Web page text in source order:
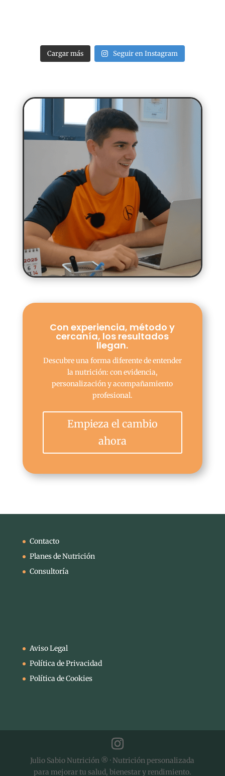
Cargar más Seguir en Instagram
Con experiencia, método y
cercanía, los resultados
llegan.
Descubre una forma diferente de entender
la nutrición: con evidencia,
personalización y acompañamiento
profesional.
Empieza el cambio
ahora
Contacto
Planes de Nutrición
Consultoría
Aviso Legal
Política de Privacidad
Política de Cookies
Julio Sabio Nutrición ® · Nutrición personalizada
para mejorar tu salud, bienestar y rendimiento.